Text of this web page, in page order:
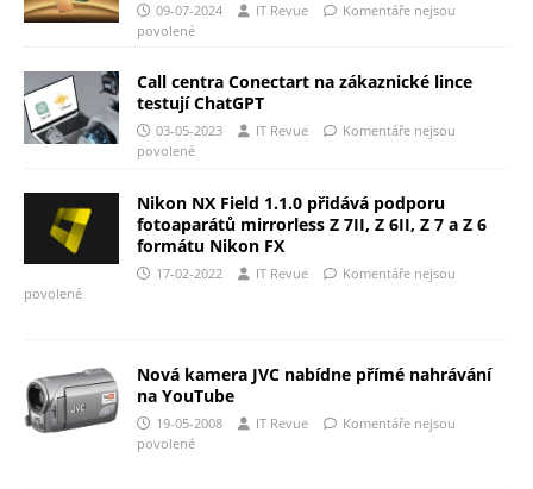
09-07-2024 IT Revue
Komentáře nejsou
povolené
Call centra Conectart na zákaznické lince
testují ChatGPT
03-05-2023 IT Revue
Komentáře nejsou
povolené
Nikon NX Field 1.1.0 přidává podporu
fotoaparátů mirrorless Z 7II, Z 6II, Z 7 a Z 6
formátu Nikon FX
17-02-2022 IT Revue
Komentáře nejsou
povolené
Nová kamera JVC nabídne přímé nahrávání
na YouTube
19-05-2008 IT Revue
Komentáře nejsou
povolené